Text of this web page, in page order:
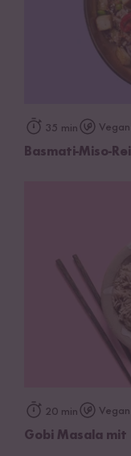
35 min Vegan
Basmati-Miso-
20 min Vegan
Gobi Masala